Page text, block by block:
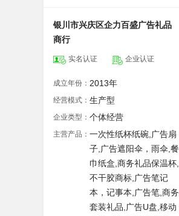
银川市兴庆区企力百盛广告礼品
商行
实名认证 企业认证
成立年份： 2013年
经营模式： 生产型
企业类型： 个体经营
主营产品： 一次性纸杯纸碗,广告扇
子,广告遮阳伞，雨伞,餐
巾纸盒,商务礼品保温杯,
不干胶商标,广告笔记
本，记事本,广告笔,商务
套装礼品,广告U盘,移动